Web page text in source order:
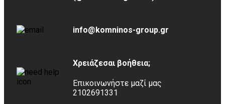
info@komninos-group.gr
Χρειάζεσαι βοήθεια;
Επικοινωνήστε μαζί μας
2102691331